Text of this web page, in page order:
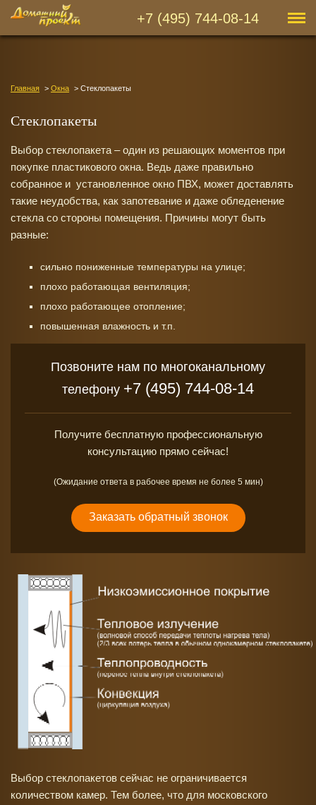
+7 (495) 744-08-14
Главная Окна Стеклопакеты
Стеклопакеты
Выбор стеклопакета – один из решающих моментов при
покупке пластикового окна. Ведь даже правильно
собранное и установленное окно ПВХ, может доставлять
такие неудобства, как запотевание и даже обледенение
стекла со стороны помещения. Причины могут быть
разные:
сильно пониженные температуры на улице;
плохо работающая вентиляция;
плохо работающее отопление;
повышенная влажность и т.п.
Позвоните нам по многоканальному
телефону +7 (495) 744-08-14
Получите бесплатную профессиональную
консультацию прямо сейчас!
(Ожидание ответа в рабочее время не более 5 мин)
Заказать обратный звонок
Выбор стеклопакетов сейчас не ограничивается
количеством камер. Тем более, что для московского